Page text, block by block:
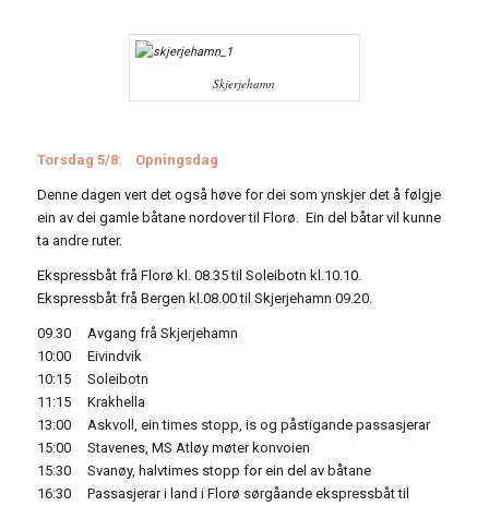
Skjerjehamn
Torsdag 5/8: Opningsdag
Denne dagen vert det også høve for dei som ynskjer det å følgje
ein av dei gamle båtane nordover til Florø. Ein del båtar vil kunne
ta andre ruter.
Ekspressbåt frå Florø kl. 08.35 til Soleibotn kl.10.10.
Ekspressbåt frå Bergen kl.08.00 til Skjerjehamn 09.20.
09.30 Avgang frå Skjerjehamn
10:00 Eivindvik
10:15 Soleibotn
11:15 Krakhella
13:00 Askvoll, ein times stopp, is og påstigande passasjerar
15:00 Stavenes, MS Atløy møter konvoien
15:30 Svanøy, halvtimes stopp for ein del av båtane
16:30 Passasjerar i land i Florø sørgåande ekspressbåt til